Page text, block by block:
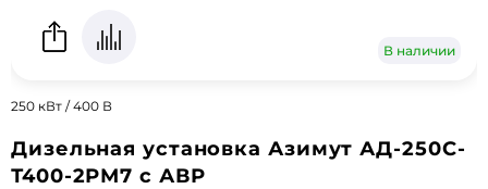
В наличии
250 кВт / 400 В
Дизельная установка Азимут АД-250С-
Т400-2РМ7 с АВР